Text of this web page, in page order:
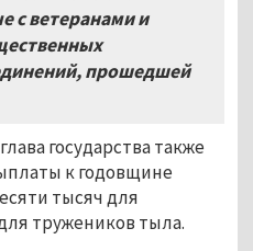
с ветеранами и
прошедшей
государства также
к годовщине
тысяч для
тружеников тыла.